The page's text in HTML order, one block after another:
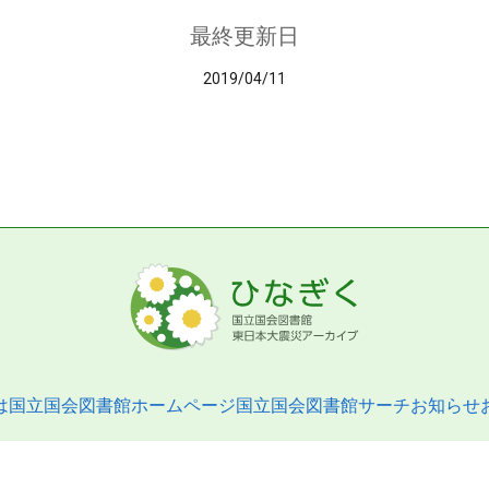
最終更新日
2019/04/11
国立国会図書館ホームページ国立国会図書館サーチお知らせ